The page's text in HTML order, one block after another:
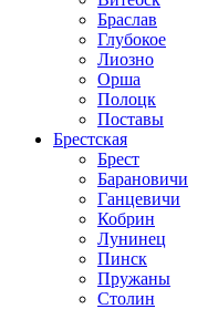
Браслав
Глубокое
Лиозно
Орша
Полоцк
Поставы
Брестская
Брест
Барановичи
Ганцевичи
Кобрин
Лунинец
Пинск
Пружаны
Столин